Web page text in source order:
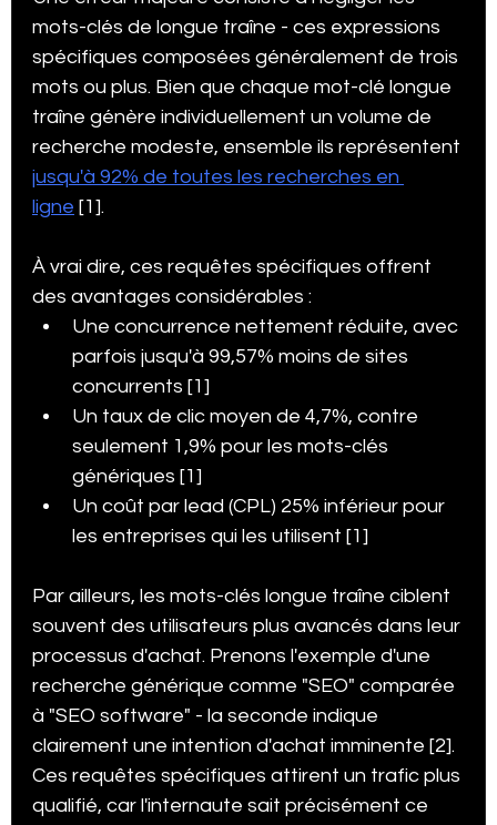
mots-clés de longue traîne - ces expressions
spécifiques composées généralement de trois
mots ou plus. Bien que chaque mot-clé longue
traîne génère individuellement un volume de
recherche modeste, ensemble ils représentent
jusqu'à 92% de toutes les recherches en
ligne [1].
À vrai dire, ces requêtes spécifiques offrent
des avantages considérables :
Une concurrence nettement réduite, avec
parfois jusqu'à 99,57% moins de sites
concurrents [1]
Un taux de clic moyen de 4,7%, contre
seulement 1,9% pour les mots-clés
génériques [1]
Un coût par lead (CPL) 25% inférieur pour
les entreprises qui les utilisent [1]
Par ailleurs, les mots-clés longue traîne ciblent
souvent des utilisateurs plus avancés dans leur
processus d'achat. Prenons l'exemple d'une
recherche générique comme "SEO" comparée
à "SEO software" - la seconde indique
clairement une intention d'achat imminente [2].
Ces requêtes spécifiques attirent un trafic plus
qualifié, car l'internaute sait précisément ce